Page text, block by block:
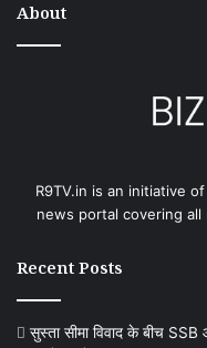
About
R9TV.in is an initiative
news portal covering all
Recent Posts
सुस्ता सीमा विवाद के बीच